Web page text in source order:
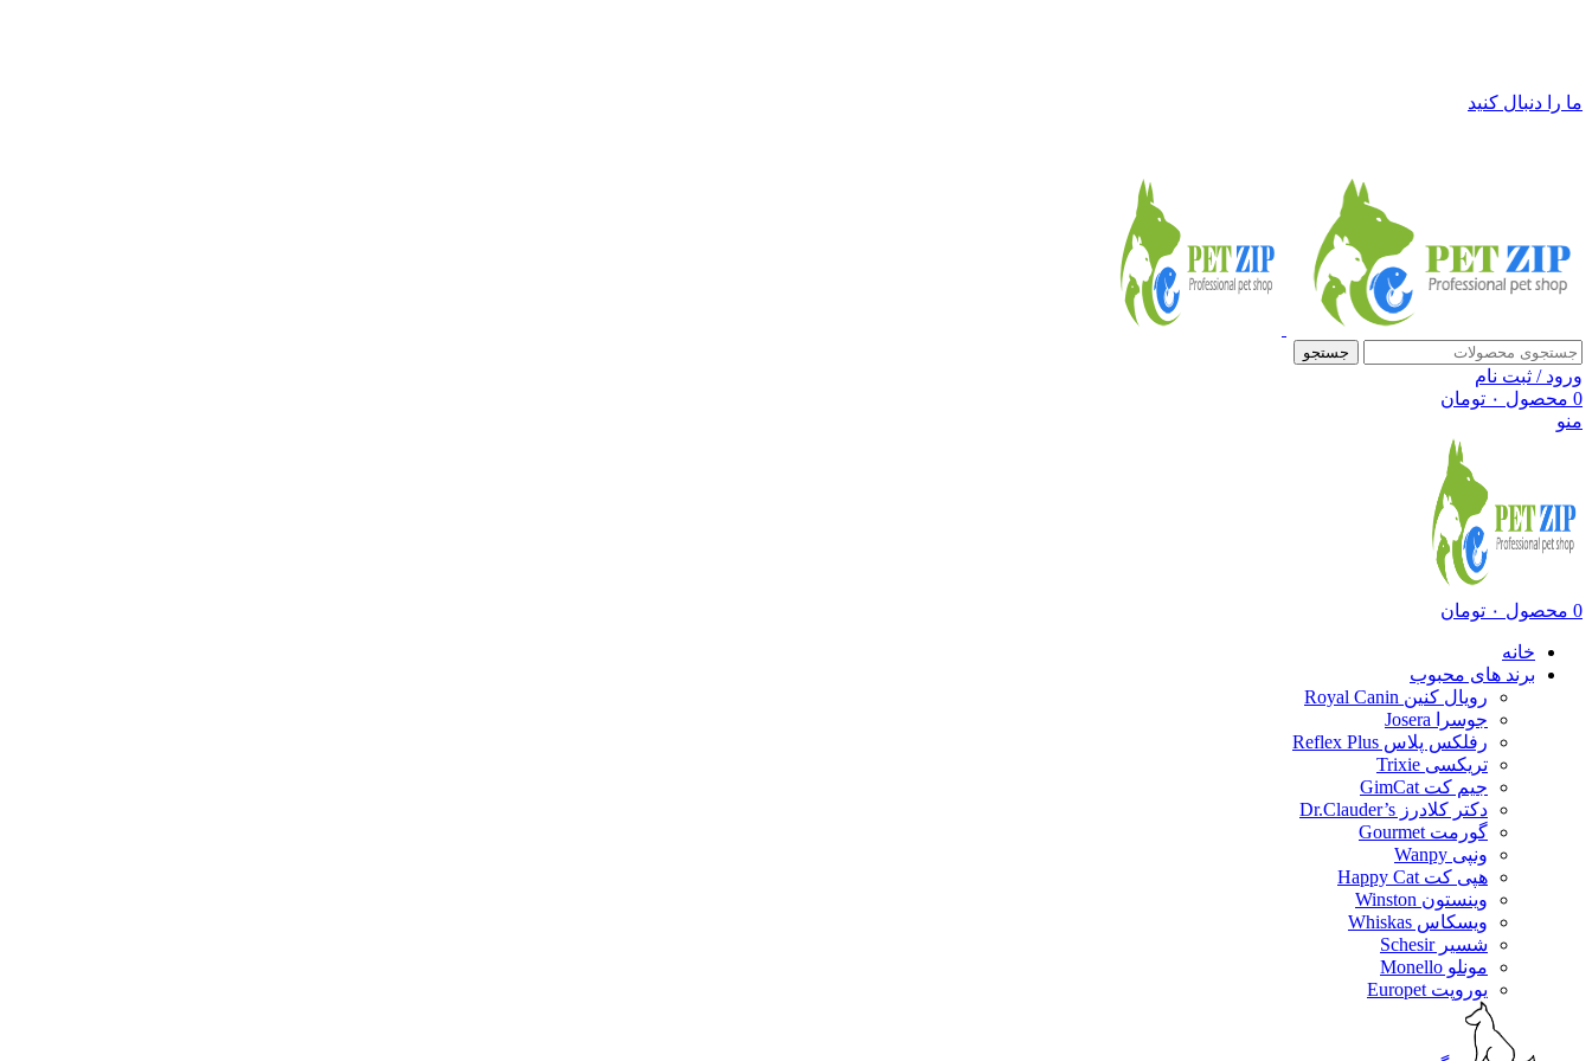
ما را دنبال کنید
جستجو
ورود / ثبت نام
0 محصول ۰ تومان
منو
0 محصول ۰ تومان
خانه
برند های محبوب
رویال کنین Royal Canin
جوسرا Josera
رفلکس پلاس Reflex Plus
تریکسی Trixie
جیم کت GimCat
دکتر کلادرز Dr.Clauder’s
گورمت Gourmet
ونپی Wanpy
هپی کت Happy Cat
وینستون Winston
ویسکاس Whiskas
شسیر Schesir
مونلو Monello
یوروپت Europet